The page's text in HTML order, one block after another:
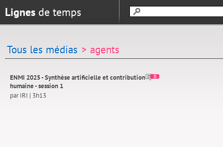
Lignes de temps
Tous les médias > agents
0
ENMI 2025 - Synthèse artificielle et contribution
humaine - session 1
par IRI | 3h13